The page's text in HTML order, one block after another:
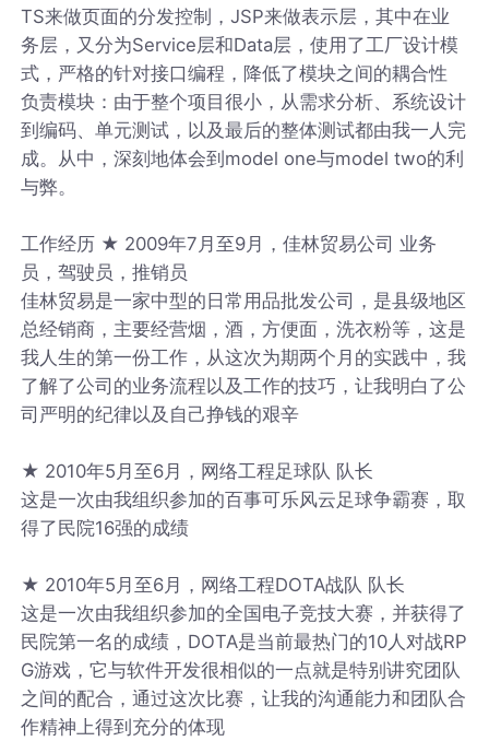
TS来做页面的分发控制，JSP来做表示层，其中在业
务层，又分为Service层和Data层，使用了工厂设计模
式，严格的针对接口编程，降低了模块之间的耦合性
负责模块：由于整个项目很小，从需求分析、系统设计
到编码、单元测试，以及最后的整体测试都由我一人完
成。从中，深刻地体会到model one与model two的利
与弊。
工作经历 ★ 2009年7月至9月，佳林贸易公司 业务
员，驾驶员，推销员
佳林贸易是一家中型的日常用品批发公司，是县级地区
总经销商，主要经营烟，酒，方便面，洗衣粉等，这是
我人生的第一份工作，从这次为期两个月的实践中，我
了解了公司的业务流程以及工作的技巧，让我明白了公
司严明的纪律以及自己挣钱的艰辛
★ 2010年5月至6月，网络工程足球队 队长
这是一次由我组织参加的百事可乐风云足球争霸赛，取
得了民院16强的成绩
★ 2010年5月至6月，网络工程DOTA战队 队长
这是一次由我组织参加的全国电子竞技大赛，并获得了
民院第一名的成绩，DOTA是当前最热门的10人对战RP
G游戏，它与软件开发很相似的一点就是特别讲究团队
之间的配合，通过这次比赛，让我的沟通能力和团队合
作精神上得到充分的体现